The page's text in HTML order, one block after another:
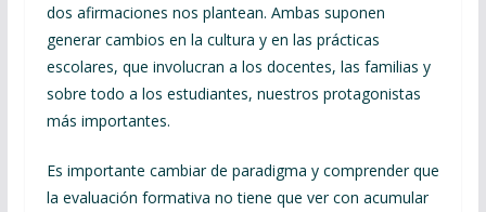
dos afirmaciones nos plantean. Ambas suponen
generar cambios en la cultura y en las prácticas
escolares, que involucran a los docentes, las familias y
sobre todo a los estudiantes, nuestros protagonistas
más importantes.
Es importante cambiar de paradigma y comprender que
la evaluación formativa no tiene que ver con acumular